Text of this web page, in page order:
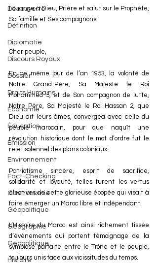
Découverte
Définition
Diplomatie
Discours Royaux
Dossier
Droits Humains
Économie
Éducation
Émission
Environnement
Fact-Checking
Gastronomie
Géopolitique
Géographie
Géopolitique
Histoire
Louange à Dieu, Prière et salut sur le Prophète,
Sa famille et Ses compagnons.
Cher peuple,
En ce même jour de l’an 1953, la volonté de
Notre Grand-Père, Sa Majesté le Roi
Mohammed 5, et de Son compagnon de lutte,
Notre Père, Sa Majesté le Roi Hassan 2, que
Dieu ait leurs âmes, convergea avec celle du
peuple marocain, pour que naquît une
révolution historique dont le mot d’ordre fut le
rejet solennel des plans coloniaux.
Patriotisme sincère, esprit de sacrifice,
solidarité et loyauté, telles furent les vertus
électives de cette glorieuse épopée qui visait à
faire émerger un Maroc libre et indépendant.
L’Histoire du Maroc est ainsi richement tissée
d’événements qui portent témoignage de la
symbiose parfaite entre le Trône et le peuple,
toujours unis face aux vicissitudes du temps.